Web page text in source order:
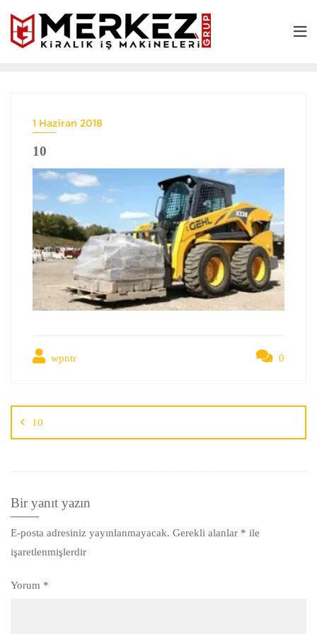
1 Haziran 2018
10
wpntr 0
10
Bir yanıt yazın
E-posta adresiniz yayınlanmayacak. Gerekli alanlar * ile
işaretlenmişlerdir
Yorum *